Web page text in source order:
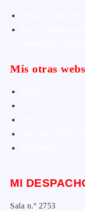
Mis otras webs
MI
Sala n.º 2753